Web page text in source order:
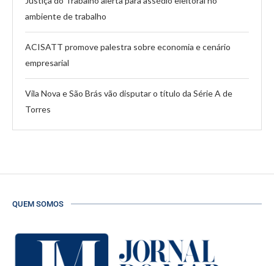
ambiente de trabalho
ACISATT promove palestra sobre economia e cenário
empresarial
Vila Nova e São Brás vão disputar o título da Série A de
Torres
QUEM SOMOS